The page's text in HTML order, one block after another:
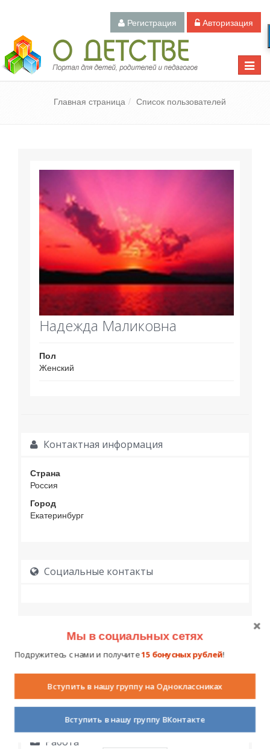
Регистрация Авторизация
Toggle
Педагогический портал «О детстве»
Главная страница Список пользователей
Надежда Маликовна
Пол
Женский
Контактная информация
Страна
Россия
Город
Екатеринбург
Социальные контакты
Работа
Мы в социальных сетях
Подружитесь с нами и получите15 бонусных рублей!
Вступить в нашу группу на Одноклассниках
Вступить в нашу группу ВКонтакте